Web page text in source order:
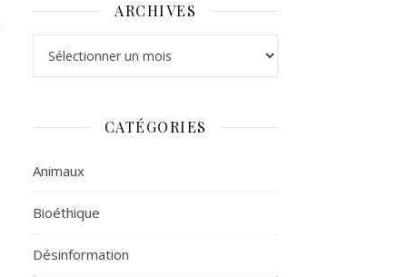
ARCHIVES
CATÉGORIES
Animaux
Bioéthique
Désinformation